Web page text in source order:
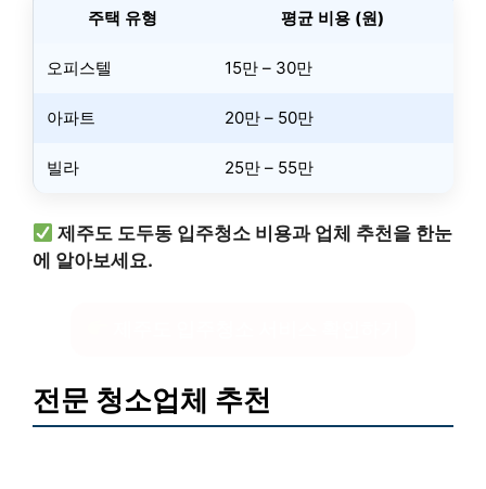
주택 유형 평균 비용 (원)
오피스텔 15만 – 30만
아파트 20만 – 50만
빌라 25만 – 55만
제주도 도두동 입주청소 비용과 업체 추천을 한눈
에 알아보세요.
전문 청소업체 추천